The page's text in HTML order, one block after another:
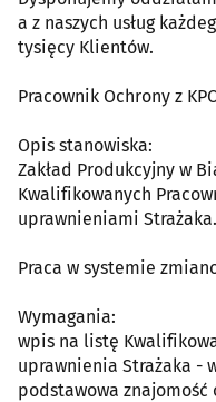
a z naszych usług
tysięcy Klientów.
Pracownik Ochrony z
Opis stanowiska:
Zakład Produkcyjny w
Kwalifikowanych
uprawnieniami Strażaka.
Praca w systemie
Wymagania:
wpis na listę
uprawnienia Strażaka -
podstawowa znajomość